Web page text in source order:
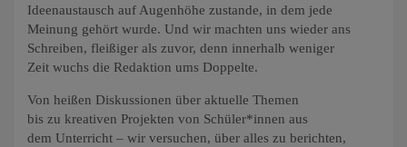
Ideenaustausch auf Augenhöhe zustande, in dem jede
Meinung gehört wurde. Und wir machten uns wieder ans
Schreiben, fleißiger als zuvor, denn innerhalb weniger
Zeit wuchs die Redaktion ums Doppelte.
Von heißen Diskussionen über aktuelle Themen
bis zu kreativen Projekten von Schüler*innen aus
dem Unterricht – wir versuchen, über alles zu berichten,